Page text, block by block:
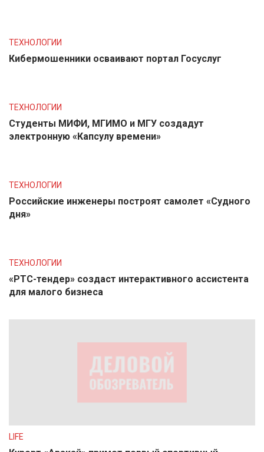
ТЕХНОЛОГИИ
Кибермошенники осваивают портал Госуслуг
ТЕХНОЛОГИИ
Студенты МИФИ, МГИМО и МГУ создадут
электронную «Капсулу времени»
ТЕХНОЛОГИИ
Российские инженеры построят самолет «Судного
дня»
ТЕХНОЛОГИИ
«РТС-тендер» создаст интерактивного ассистента
для малого бизнеса
LIFE